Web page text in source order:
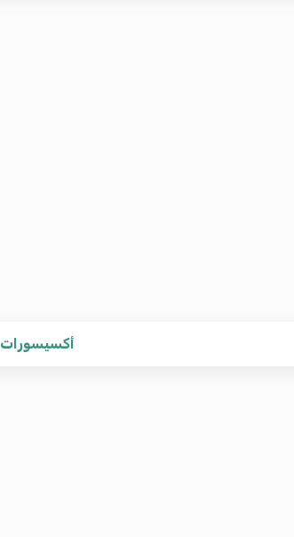
أكسيسورات